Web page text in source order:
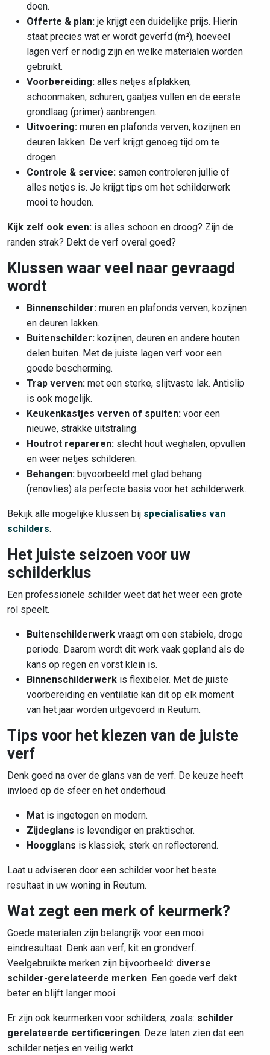
doen.
Offerte & plan: je krijgt een duidelijke prijs. Hierin
staat precies wat er wordt geverfd (m²), hoeveel
lagen verf er nodig zijn en welke materialen worden
gebruikt.
Voorbereiding: alles netjes afplakken,
schoonmaken, schuren, gaatjes vullen en de eerste
grondlaag (primer) aanbrengen.
Uitvoering: muren en plafonds verven, kozijnen en
deuren lakken. De verf krijgt genoeg tijd om te
drogen.
Controle & service: samen controleren jullie of
alles netjes is. Je krijgt tips om het schilderwerk
mooi te houden.
Kijk zelf ook even: is alles schoon en droog? Zijn de
randen strak? Dekt de verf overal goed?
Klussen waar veel naar gevraagd
wordt
Binnenschilder: muren en plafonds verven, kozijnen
en deuren lakken.
Buitenschilder: kozijnen, deuren en andere houten
delen buiten. Met de juiste lagen verf voor een
goede bescherming.
Trap verven: met een sterke, slijtvaste lak. Antislip
is ook mogelijk.
Keukenkastjes verven of spuiten: voor een
nieuwe, strakke uitstraling.
Houtrot repareren: slecht hout weghalen, opvullen
en weer netjes schilderen.
Behangen: bijvoorbeeld met glad behang
(renovlies) als perfecte basis voor het schilderwerk.
Bekijk alle mogelijke klussen bij specialisaties van
schilders.
Het juiste seizoen voor uw
schilderklus
Een professionele schilder weet dat het weer een grote
rol speelt.
Buitenschilderwerk vraagt om een stabiele, droge
periode. Daarom wordt dit werk vaak gepland als de
kans op regen en vorst klein is.
Binnenschilderwerk is flexibeler. Met de juiste
voorbereiding en ventilatie kan dit op elk moment
van het jaar worden uitgevoerd in Reutum.
Tips voor het kiezen van de juiste
verf
Denk goed na over de glans van de verf. De keuze heeft
invloed op de sfeer en het onderhoud.
Mat is ingetogen en modern.
Zijdeglans is levendiger en praktischer.
Hoogglans is klassiek, sterk en reflecterend.
Laat u adviseren door een schilder voor het beste
resultaat in uw woning in Reutum.
Wat zegt een merk of keurmerk?
Goede materialen zijn belangrijk voor een mooi
eindresultaat. Denk aan verf, kit en grondverf.
Veelgebruikte merken zijn bijvoorbeeld: diverse
schilder-gerelateerde merken. Een goede verf dekt
beter en blijft langer mooi.
Er zijn ook keurmerken voor schilders, zoals: schilder
gerelateerde certificeringen. Deze laten zien dat een
schilder netjes en veilig werkt.